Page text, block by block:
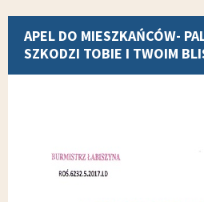
APEL DO MIESZKAŃCÓW-
SZKODZI TOBIE I TWOIM